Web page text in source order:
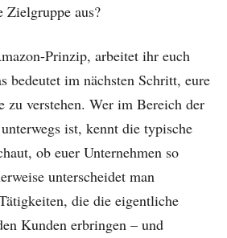
aus?
Prinzip, arbeitet ihr euch
bedeutet im nächsten Schritt, eure
zu verstehen. Wer im Bereich der
ist, kennt die typische
ob euer Unternehmen so
unterscheidet man
die die eigentliche
Kunden erbringen – und